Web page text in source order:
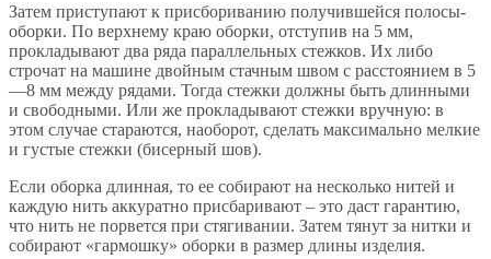
Затем приступают к присбориванию получившейся полосы-
оборки. По верхнему краю оборки, отступив на 5 мм,
прокладывают два ряда параллельных стежков. Их либо
строчат на машине двойным стачным швом с расстоянием в 5
—8 мм между рядами. Тогда стежки должны быть длинными
и свободными. Или же прокладывают стежки вручную: в
этом случае стараются, наоборот, сделать максимально мелкие
и густые стежки (бисерный шов).
Если оборка длинная, то ее собирают на несколько нитей и
каждую нить аккуратно присбаривают – это даст гарантию,
что нить не порвется при стягивании. Затем тянут за нитки и
собирают «гармошку» оборки в размер длины изделия.